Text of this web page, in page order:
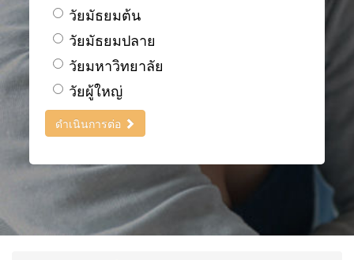
วัยมัธยมต้น
วัยมัธยมปลาย
วัยมหาวิทยาลัย
วัยผู้ใหญ่
ดำเนินการต่อ